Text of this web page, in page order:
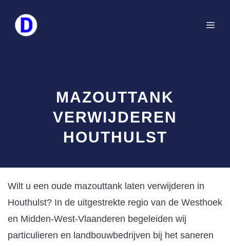
naar
MAZOUTTANK
VERWIJDEREN
HOUTHULST
Wilt u een oude mazouttank laten verwijderen in
Houthulst? In de uitgestrekte regio van de Westhoek
en Midden-West-Vlaanderen begeleiden wij
particulieren en landbouwbedrijven bij het saneren